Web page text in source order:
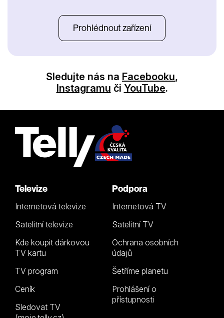
Prohlédnout zařízení
Sledujte nás na Facebooku,
Instagramu či YouTube.
Televize
Internetová televize
Satelitní televize
Kde koupit dárkovou
TV kartu
TV program
Ceník
Sledovat TV
Podpora
Internetová TV
Satelitní TV
Ochrana osobních
údajů
Šetříme planetu
Prohlášení o
přístupnosti